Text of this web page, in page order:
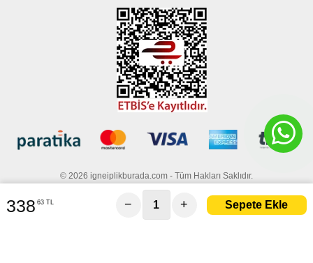
© 2026 igneiplikburada.com - Tüm Hakları Saklıdır.
338 63 TL − +